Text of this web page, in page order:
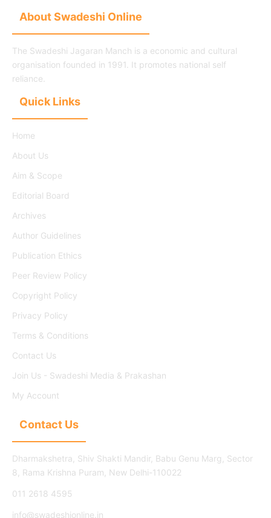
About Swadeshi Online
The Swadeshi Jagaran Manch is a economic and cultural
organisation founded in 1991. It promotes national self
reliance.
Quick Links
Home
About Us
Aim & Scope
Editorial Board
Archives
Author Guidelines
Publication Ethics
Peer Review Policy
Copyright Policy
Privacy Policy
Terms & Conditions
Contact Us
Join Us - Swadeshi Media & Prakashan
My Account
Contact Us
Dharmakshetra, Shiv Shakti Mandir, Babu Genu Marg, Sector
8, Rama Krishna Puram, New Delhi-110022
011 2618 4595
info@swadeshionline.in